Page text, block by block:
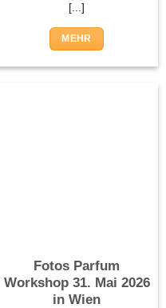
[...]
MEHR
Fotos Parfum
Workshop 31. Mai 2026
in Wien